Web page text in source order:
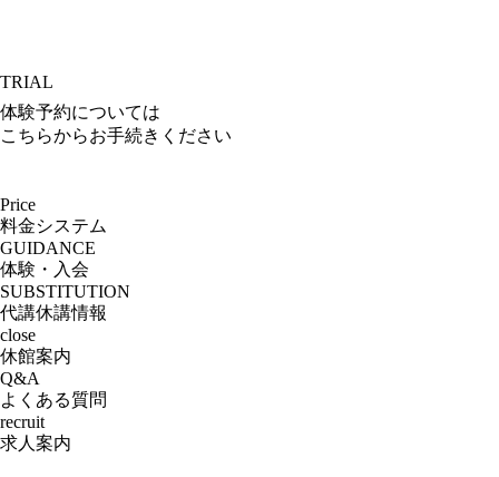
TRIAL
体験予約については
こちらからお手続きください
Price
料金システム
GUIDANCE
体験・入会
SUBSTITUTION
代講休講情報
close
休館案内
Q&A
よくある質問
recruit
求人案内